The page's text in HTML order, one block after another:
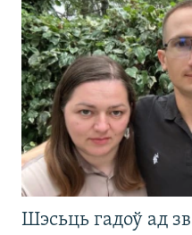
Шэсьць гадоў ад